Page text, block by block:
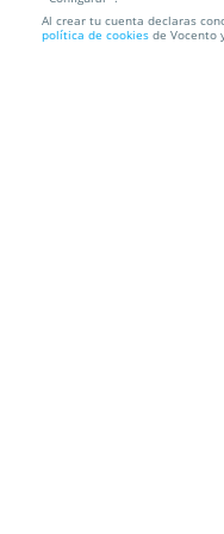
Tratamiento facial 6
¡lograr una...
Al crear tu cuenta declaras
política de cookies de Vocento